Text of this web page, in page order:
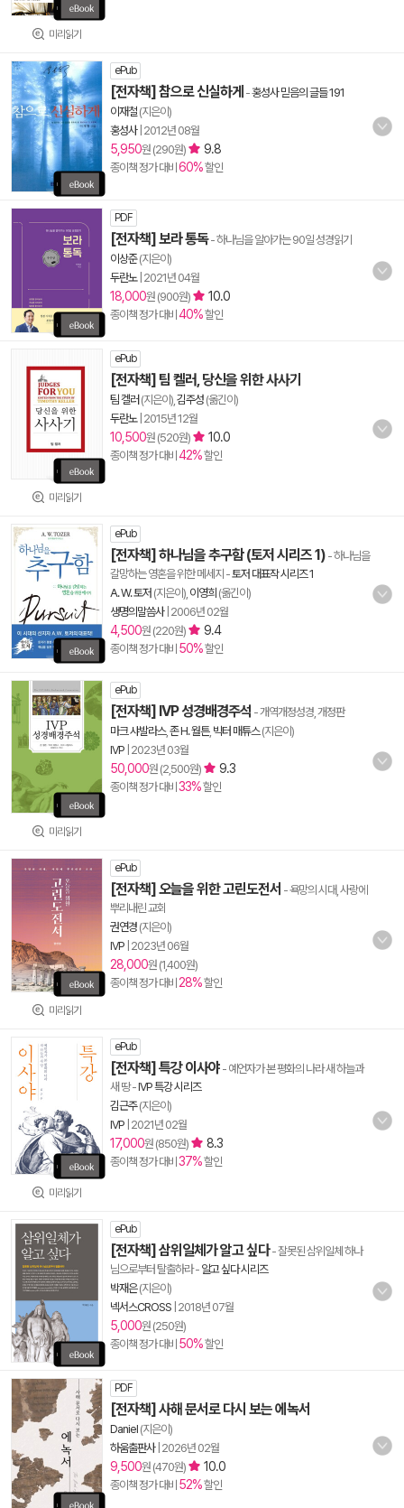
미리읽기
ePub
[전자책] 참으로 신실하게 -홍성사 믿음의 글들 191
이재철 (지은이)
홍성사| 2012년 08월
5,950원 (290원) 9.8
종이책 정가 대비 60%할인
PDF
[전자책] 보라 통독- 하나님을 알아가는 90일 성경읽기
이상준(지은이)
두란노| 2021년 04월
18,000원 (900원) 10.0
종이책 정가 대비 40%할인
미리읽기
ePub
[전자책] 팀 켈러, 당신을 위한 사사기
팀 켈러 (지은이), 김주성 (옮긴이)
두란노| 2015년 12월
10,500원 (520원) 10.0
종이책 정가 대비 42%할인
ePub
[전자책] 하나님을 추구함 (토저 시리즈 1) - 하나님을
갈망하는 영혼을 위한 메세지 -토저 대표작 시리즈 1
A. W. 토저 (지은이), 이영희 (옮긴이)
생명의말씀사| 2006년 02월
4,500원 (220원) 9.4
종이책 정가 대비 50%할인
미리읽기
ePub
[전자책] IVP 성경배경주석 - 개역개정성경, 개정판
마크 샤발라스, 존 H. 월튼, 빅터 매튜스(지은이)
IVP 2023년 03월
50,000원 (2,500원) 9.3
종이책 정가 대비 33%할인
미리읽기
ePub
[전자책] 오늘을 위한 고린도전서 - 욕망의 시대, 사랑에
뿌리내린 교회
권연경 (지은이)
IVP 2023년 06월
28,000원 (1,400원)
종이책 정가 대비 28%할인
미리읽기
ePub
[전자책] 특강 이사야 - 예언자가 본 평화의 나라 새 하늘과
새 땅-IVP 특강 시리즈
김근주(지은이)
IVP 2021년 02월
17,000원 (850원) 8.3
종이책 정가 대비 37%할인
ePub
[전자책] 삼위일체가 알고 싶다- 잘못된 삼위일체 하나
님으로부터 탈출하라- 알고 싶다 시리즈
박재은(지은이)
넥서스CROSS 2018년 07월
5,000원 (250원)
종이책 정가 대비 50%할인
PDF
[전자책] 사해 문서로 다시 보는 에녹서
Daniel (지은이)
하움출판사| 2026년 02월
9,500원 (470원) 10.0
종이책 정가 대비 52%할인